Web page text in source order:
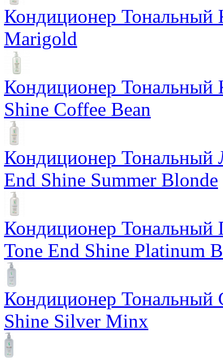
Кондиционер Тональный
Marigold
Кондиционер Тональный
Shine Coffee Bean
Кондиционер Тональный
End Shine Summer Blonde
Кондиционер
Tone End Shine Platinum
Кондиционер Тональный
Shine Silver Minx